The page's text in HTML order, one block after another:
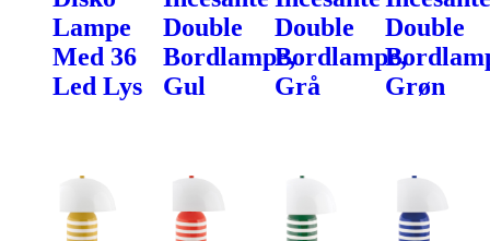
Lampe
Med 36
Led Lys
Double
Bordlampe,
Gul
Double
Bordlampe,
Grå
Double
Grøn